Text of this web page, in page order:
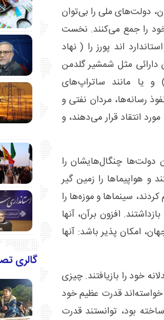
دولت‌های ملی را بی‌توان
خود را جمع می‌کنند. نخست
اند پورز را ( نهاد
دارائی مثل شمشیر گلدمن
یا مانند ساتراپ‌های
رسانه‌ها، مردان نفتی و
انتقاد قرار می‌دهند، و
دولت‌ها چنگال‌هایشان را
و هواپیماها را زمین گیر
سینماها و موزه‌ها را
افزون برآن، آنها
امکان پذیر باشد: آنها
خود را بازیافتند. چیزی
نمی خواسته‌اند قدرت عظیم خود
بود، توانستند قدرت
گالری